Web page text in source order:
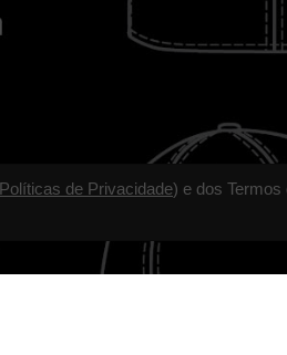
Políticas de Privacidade) e dos